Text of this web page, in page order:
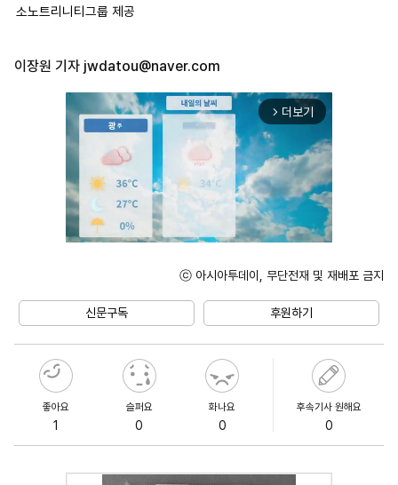
소노트리니티그룹 제공
이장원 기자 jwdatou@naver.com
arrow_forward_ios 더보기
ⓒ 아시아투데이, 무단전재 및 재배포 금지
신문구독 후원하기
좋아요
1
슬퍼요
0
화나요
0
후속기사 원해요
0